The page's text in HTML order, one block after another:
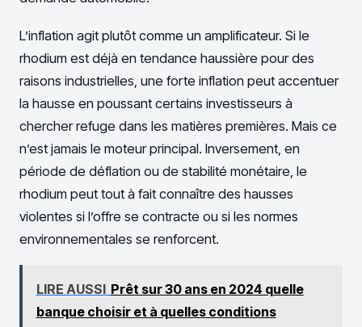
L’inflation agit plutôt comme un amplificateur. Si le
rhodium est déjà en tendance haussière pour des
raisons industrielles, une forte inflation peut accentuer
la hausse en poussant certains investisseurs à
chercher refuge dans les matières premières. Mais ce
n’est jamais le moteur principal. Inversement, en
période de déflation ou de stabilité monétaire, le
rhodium peut tout à fait connaître des hausses
violentes si l’offre se contracte ou si les normes
environnementales se renforcent.
LIRE AUSSI Prêt sur 30 ans en 2024 quelle
banque choisir et à quelles conditions